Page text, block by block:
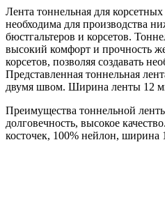
Лента тоннельная для корсетных
необходима для производства
бюстгальтеров и корсетов.
высокий комфорт и прочность
корсетов, позволяя создавать
Представленная тоннельная
двумя швом. Ширина ленты 12
Преимущества тоннельной
долговечность, высокое
косточек, 100% нейлон,